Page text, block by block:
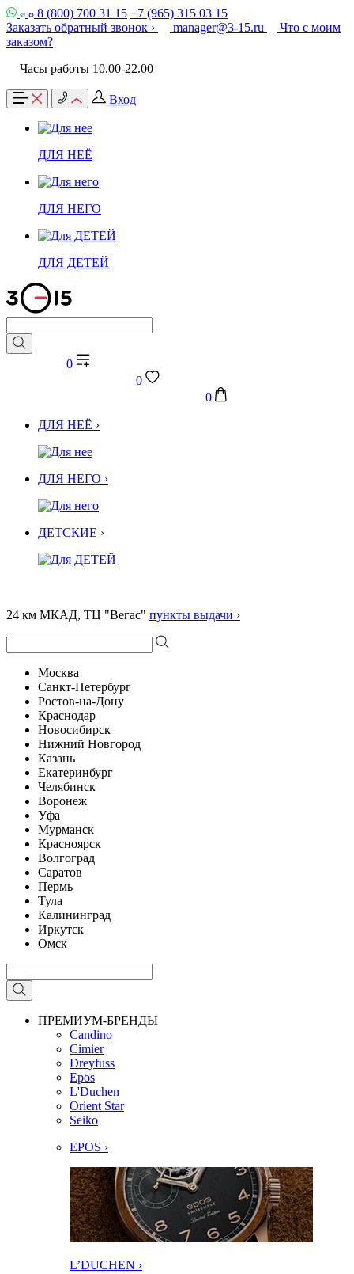
8 (800) 700 31 15 +7 (965) 315 03 15
Заказать обратный звонок ›
manager@3-15.ru
Что с моим
заказом?
Часы работы 10.00-22.00
Вход
ДЛЯ НЕЁ
ДЛЯ НЕГО
ДЛЯ ДЕТЕЙ
0
0
0
ДЛЯ НЕЁ ›
ДЛЯ НЕГО ›
ДЕТСКИЕ ›
24 км МКАД, ТЦ "Вегас" пункты выдачи ›
Москва
Санкт-Петербург
Ростов-на-Дону
Краснодар
Новосибирск
Нижний Новгород
Казань
Екатеринбург
Челябинск
Воронеж
Уфа
Мурманск
Красноярск
Волгоград
Саратов
Пермь
Тула
Калининград
Иркутск
Омск
ПРЕМИУМ-БРЕНДЫ
Candino
Cimier
Dreyfuss
Epos
L'Duchen
Orient Star
Seiko
EPOS ›
L’DUCHEN ›